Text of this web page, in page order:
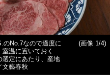
のNo.7なので適度に
温に置いておく
選定にあたり、産地
藝春秋
(画像 1/4)